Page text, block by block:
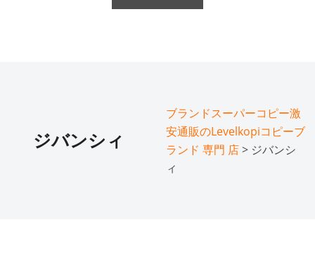
ジバンシィ
ブランドスーパーコピー激
安通販のLevelkopiコピーブ
ランド 専門 店> ジバンシ
ィ